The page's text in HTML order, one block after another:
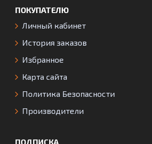
ПОКУПАТЕЛЮ
Личный кабинет
История заказов
Избранное
Карта сайта
Политика Безопасности
Производители
ПОДПИСКА